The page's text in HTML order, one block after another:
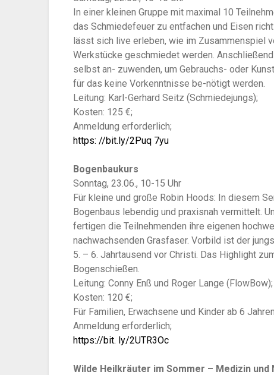
In einer kleinen Gruppe mit maximal 10
das Schmiedefeuer zu entfachen und Eisen
lässt sich live erleben, wie im Zusammenspiel
Werkstücke geschmiedet werden.
selbst an- zuwenden, um Gebrauchs- oder
für das keine Vorkenntnisse be-nötigt werden.
Leitung: Karl-Gerhard Seitz (Schmiedejungs);
Kosten: 125 €;
Anmeldung erforderlich;
https: //bit.ly/2Puq 7yu
Bogenbaukurs
Sonntag, 23.06., 10-15 Uhr
Für kleine und große Robin Hoods: In diesem
Bogenbaus lebendig und praxisnah vermittelt.
fertigen die Teilnehmenden ihre eigenen
nachwachsenden Grasfaser. Vorbild ist der
5. – 6. Jahrtausend vor Christi. Das Highlight
Bogenschießen.
Leitung: Conny Enß und Roger Lange (FlowBow);
Kosten: 120 €;
Für Familien, Erwachsene und Kinder ab 6
Anmeldung erforderlich;
https://bit. ly/2UTR3Oc
Wilde Heilkräuter im Sommer – Medizin und